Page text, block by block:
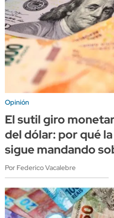
Opinión
El sutil giro
del dólar: por qué
sigue mandando
Por Federico Vacalebre